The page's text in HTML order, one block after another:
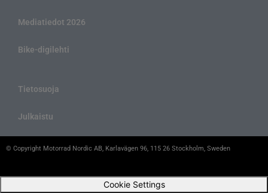
Mediatiedot 2026
Bike-digilehti
Tietosuoja
Julkaistu
© Copyright Motorrad Nordic AB, Karlavägen 96, 115 26 Stockholm, Sweden
Cookie Settings